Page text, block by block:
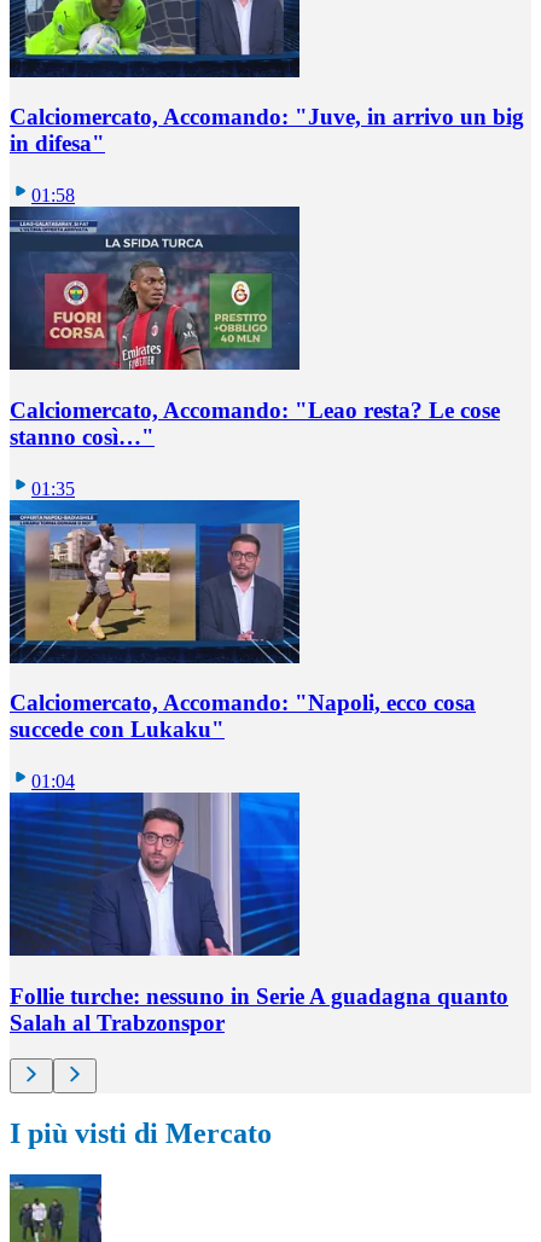
Calciomercato, Accomando: "Juve, in arrivo un big
in difesa"
01:58
Calciomercato, Accomando: "Leao resta? Le cose
stanno così…"
01:35
Calciomercato, Accomando: "Napoli, ecco cosa
succede con Lukaku"
01:04
Follie turche: nessuno in Serie A guadagna quanto
Salah al Trabzonspor
I più visti di Mercato